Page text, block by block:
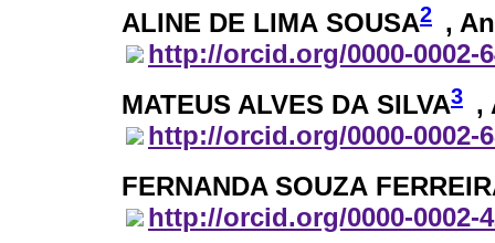
ALINE DE LIMA SOUSA2 ,
http://orcid.org/0000-0002-
MATEUS ALVES DA SILVA3 ,
http://orcid.org/0000-0002-
FERNANDA SOUZA
http://orcid.org/0000-0002-